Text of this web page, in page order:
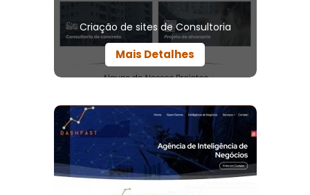
Criação de sites de Consultoria
Mais Detalhes